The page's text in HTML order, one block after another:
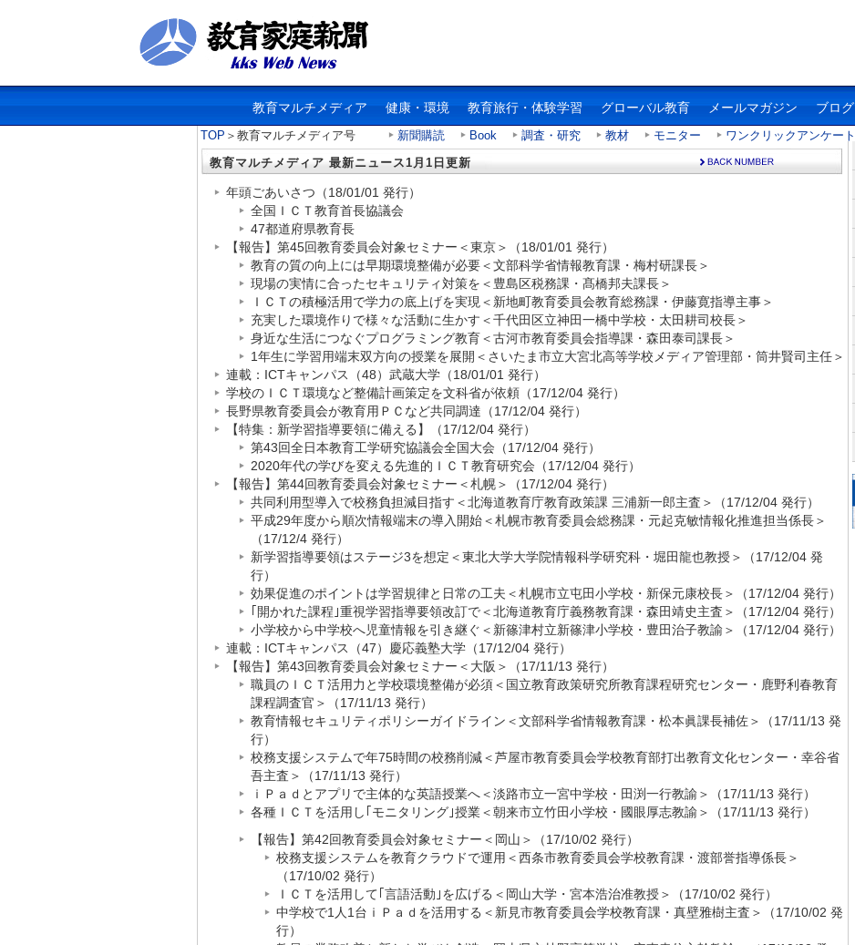
教育マルチメディア 健康・環境 教育旅行・体験学習 グローバル教育 メールマガジン ブログ
TOP ＞教育マルチメディア号 新聞購読 Book 調査・研究 教材 モニター
ワンクリックアンケート
教育マルチメディア 最新ニュース1月1日更新
年頭ごあいさつ （18/01/01 発行）
全国ＩＣＴ教育首長協議会
47都道府県教育長
【報告】第45回教育委員会対象セミナー＜東京＞（18/01/01 発行）
教育の質の向上には早期環境整備が必要＜文部科学省情報教育課・梅村研課長＞
現場の実情に合ったセキュリティ対策を＜豊島区税務課・髙橋邦夫課長＞
ＩＣＴの積極活用で学力の底上げを実現＜新地町教育委員会教育総務課・伊藤寛指導主事＞
充実した環境作りで様々な活動に生かす＜千代田区立神田一橋中学校・太田耕司校長＞
身近な生活につなぐプログラミング教育＜古河市教育委員会指導課・森田泰司課長＞
1年生に学習用端末双方向の授業を展開＜さいたま市立大宮北高等学校メディア管理部・筒井賢司主任＞
連載：ICTキャンパス（48）武蔵大学（18/01/01 発行）
学校のＩＣＴ環境など整備計画策定を文科省が依頼（17/12/04 発行）
長野県教育委員会が教育用ＰＣなど共同調達（17/12/04 発行）
【特集：新学習指導要領に備える】（17/12/04 発行）
第43回全日本教育工学研究協議会全国大会（17/12/04 発行）
2020年代の学びを変える先進的ＩＣＴ教育研究会（17/12/04 発行）
【報告】第44回教育委員会対象セミナー＜札幌＞（17/12/04 発行）
共同利用型導入で校務負担減目指す＜北海道教育庁教育政策課 三浦新一郎主査＞（17/12/04 発行）
平成29年度から順次情報端末の導入開始＜札幌市教育委員会総務課・元起克敏情報化推進担当係長＞
（17/12/4 発行）
新学習指導要領はステージ3を想定＜東北大学大学院情報科学研究科・堀田龍也教授＞（17/12/04 発
行）
効果促進のポイントは学習規律と日常の工夫＜札幌市立屯田小学校・新保元康校長＞（17/12/04 発行）
｢開かれた課程｣重視学習指導要領改訂で＜北海道教育庁義務教育課・森田靖史主査＞（17/12/04 発行）
小学校から中学校へ児童情報を引き継ぐ＜新篠津村立新篠津小学校・豊田治子教諭＞（17/12/04 発行）
連載：ICTキャンパス（47）慶応義塾大学（17/12/04 発行）
【報告】第43回教育委員会対象セミナー＜大阪＞（17/11/13 発行）
職員のＩＣＴ活用力と学校環境整備が必須＜国立教育政策研究所教育課程研究センター・鹿野利春教育
課程調査官＞（17/11/13 発行）
教育情報セキュリティポリシーガイドライン＜文部科学省情報教育課・松本眞課長補佐＞（17/11/13 発
行）
校務支援システムで年75時間の校務削減＜芦屋市教育委員会学校教育部打出教育文化センター・幸谷省
吾主査＞（17/11/13 発行）
ｉＰａｄとアプリで主体的な英語授業へ＜淡路市立一宮中学校・田渕一行教諭＞（17/11/13 発行）
各種ＩＣＴを活用し｢モニタリング｣授業＜朝来市立竹田小学校・國眼厚志教諭＞（17/11/13 発行）
【報告】第42回教育委員会対象セミナー＜岡山＞（17/10/02 発行）
校務支援システムを教育クラウドで運用＜西条市教育委員会学校教育課・渡部誉指導係長＞
（17/10/02 発行）
ＩＣＴを活用して｢言語活動｣を広げる＜岡山大学・宮本浩治准教授＞（17/10/02 発行）
中学校で1人1台ｉＰａｄを活用する＜新見市教育委員会学校教育課・真壁雅樹主査＞（17/10/02 発
行）